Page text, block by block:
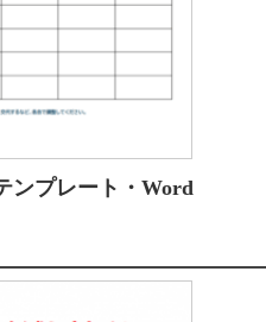
ンプレート・Word